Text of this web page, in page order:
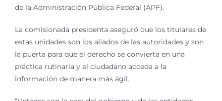
de la Administración Pública Federal (APF).
La comisionada presidenta aseguró que los titulares de
estas unidades son los aliados de las autoridades y son
la puerta para que el derecho se convierta en una
práctica rutinaria y el ciudadano acceda a la
información de manera más ágil.